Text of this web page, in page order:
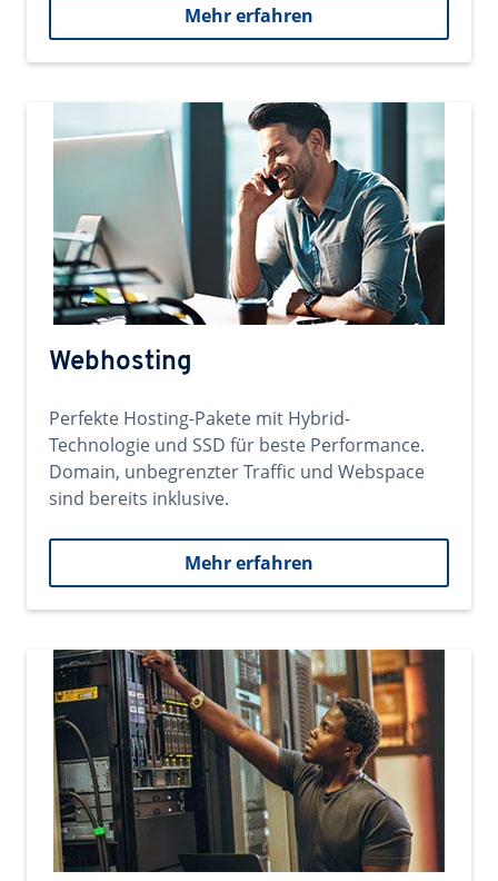
Mehr erfahren
Webhosting
Perfekte Hosting-Pakete mit Hybrid-
Technologie und SSD für beste Performance.
Domain, unbegrenzter Traffic und Webspace
sind bereits inklusive.
Mehr erfahren